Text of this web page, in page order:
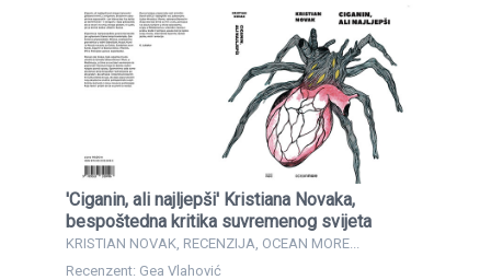
'Ciganin, ali najljepši' Kristiana Novaka,
bespoštedna kritika suvremenog svijeta
KRISTIAN NOVAK, RECENZIJA, OCEAN MORE...
Recenzent: Gea Vlahović